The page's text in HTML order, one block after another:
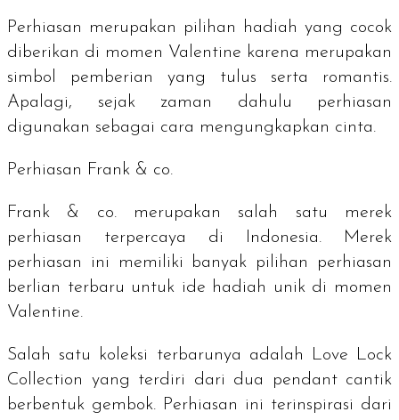
Perhiasan merupakan pilihan hadiah yang cocok
diberikan di momen Valentine karena merupakan
simbol pemberian yang tulus serta romantis.
Apalagi, sejak zaman dahulu perhiasan
digunakan sebagai cara mengungkapkan cinta.
Perhiasan Frank & co.
Frank & co. merupakan salah satu merek
perhiasan terpercaya di Indonesia. Merek
perhiasan ini memiliki banyak pilihan perhiasan
berlian terbaru untuk ide hadiah unik di momen
Valentine.
Salah satu koleksi terbarunya adalah
Love Lock
Collection yang terdiri dari dua pendantcantik
berbentuk gembok. Perhiasan ini terinspirasi dari